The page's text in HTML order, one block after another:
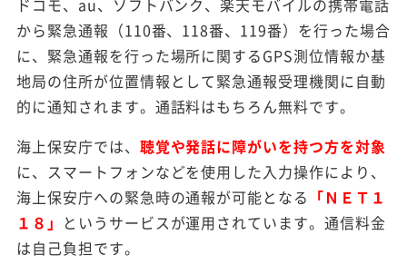
ドコモ、au、ソフトバンク、楽天モバイルの携帯電話
から緊急通報（110番、118番、119番）を行った場合
に、緊急通報を行った場所に関するGPS測位情報か基
地局の住所が位置情報として緊急通報受理機関に自動
的に通知されます。通話料はもちろん無料です。
海上保安庁では、 聴覚や発話に障がいを持つ方を対象
に、スマートフォンなどを使用した入力操作により、
海上保安庁への緊急時の通報が可能となる 「ＮＥＴ１
１８」 というサービスが運用されています。通信料金
は自己負担です。